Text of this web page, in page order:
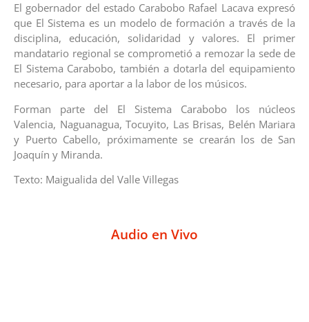
El gobernador del estado Carabobo Rafael Lacava expresó
que El Sistema es un modelo de formación a través de la
disciplina, educación, solidaridad y valores. El primer
mandatario regional se comprometió a remozar la sede de
El Sistema Carabobo, también a dotarla del equipamiento
necesario, para aportar a la labor de los músicos.
Forman parte del El Sistema Carabobo los núcleos
Valencia, Naguanagua, Tocuyito, Las Brisas, Belén Mariara
y Puerto Cabello, próximamente se crearán los de San
Joaquín y Miranda.
Texto: Maigualida del Valle Villegas
Audio en Vivo